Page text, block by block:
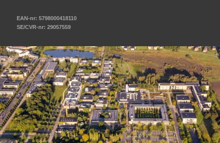
EAN-nr: 5798000418110
SE/CVR-nr: 29057559